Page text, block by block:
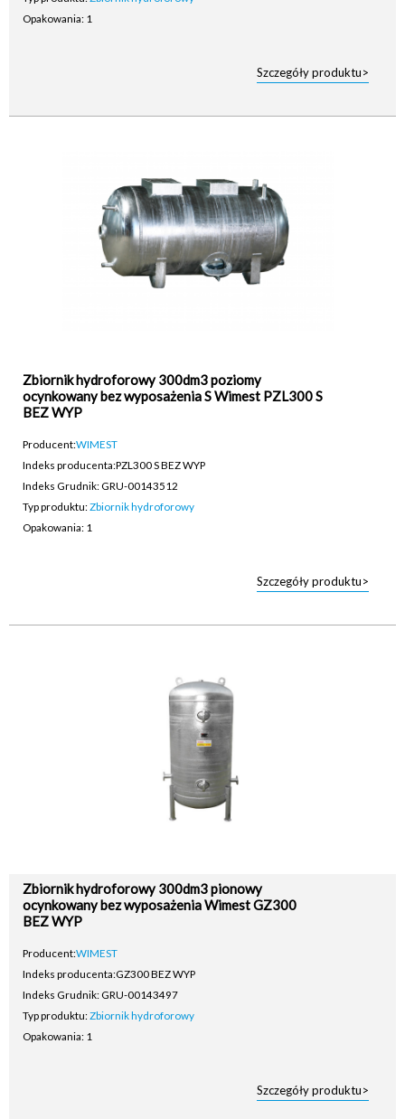
Opakowania: 1
Szczegóły produktu>
Zbiornik hydroforowy 300dm3 poziomy
ocynkowany bez wyposażenia S Wimest PZL300 S
BEZ WYP
Producent:WIMEST
Indeks producenta:PZL300 S BEZ WYP
Indeks Grudnik: GRU-00143512
Typ produktu:Zbiornik hydroforowy
Opakowania: 1
Szczegóły produktu>
Zbiornik hydroforowy 300dm3 pionowy
ocynkowany bez wyposażenia Wimest GZ300
BEZ WYP
Producent:WIMEST
Indeks producenta:GZ300 BEZ WYP
Indeks Grudnik: GRU-00143497
Typ produktu:Zbiornik hydroforowy
Opakowania: 1
Szczegóły produktu>